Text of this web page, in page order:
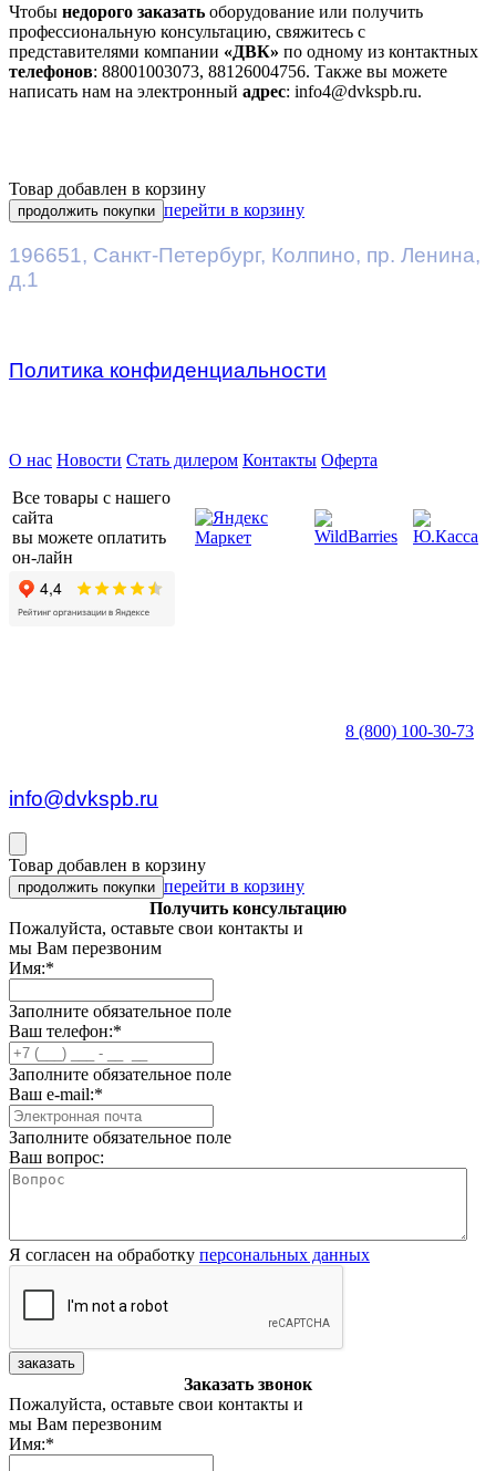
Чтобы недорого заказать оборудование или получить
профессиональную консультацию, свяжитесь с
представителями компании «ДВК» по одному из контактных
телефонов: 88001003073, 88126004756. Также вы можете
написать нам на электронный адрес: info4@dvkspb.ru.
Товар добавлен в корзину
продолжить покупки перейти в корзину
196651, Санкт-Петербург, Колпино, пр. Ленина,
д.1
Политика конфиденциальности
О нас Новости Стать дилером Контакты Оферта
Все товары с нашего
сайта
вы можете оплатить
он-лайн
8 (800) 100-30-73
info@dvkspb.ru
Товар добавлен в корзину
продолжить покупки перейти в корзину
Получить консультацию
Пожалуйста, оставьте свои контакты и
мы Вам перезвоним
Имя:*
Заполните обязательное поле
Ваш телефон:*
Заполните обязательное поле
Ваш e-mail:*
Заполните обязательное поле
Ваш вопрос:
Я согласен на обработку персональных данных
заказать
Заказать звонок
Пожалуйста, оставьте свои контакты и
мы Вам перезвоним
Имя:*